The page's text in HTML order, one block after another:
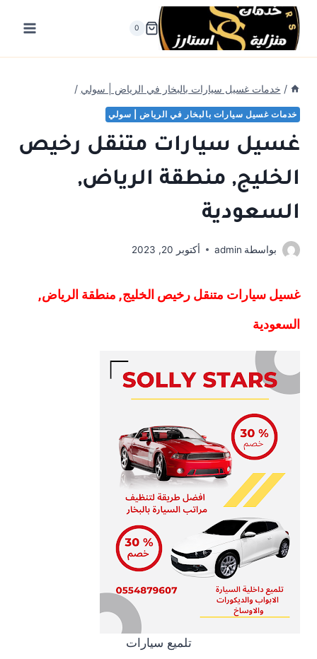
التجاوز
المحتوى
0
/ خدمات غسيل سيارات بالبخار في الرياض | سولي /
خدمات غسيل سيارات بالبخار في الرياض | سولي
غسيل سيارات متنقل رخيص
الخليج, منطقة الرياض,
السعودية
بواسطة admin أكتوبر 20, 2023
غسيل سيارات متنقل رخيص الخليج, منطقة الرياض,
السعودية
تلميع سيارات